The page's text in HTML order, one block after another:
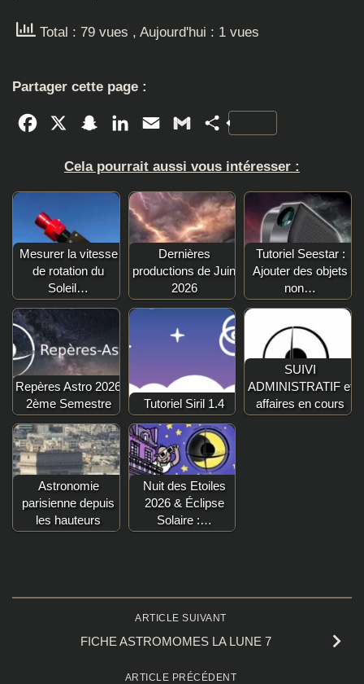
Total : 79 vues , Aujourd'hui : 1 vues
Partager cette page :
Facebook SnapchatLinkedInEmail GmailPartager
Cela pourrait aussi vous intéresser :
Mesurer la vitesse
de rotation du
Soleil…
Dernières
productions de Juin
2026
Tutoriel Seestar :
Ajouter des objets
non…
Repères Astro 2026
2ème Semestre
Tutoriel Siril 1.4
SUIVI
ADMINISTRATIF et
affaires en cours
Astronomie
parisienne depuis
les hauteurs
Nuit des Etoiles
2026 & Éclipse
Solaire :…
ARTICLE SUIVANT
FICHE ASTROMOMES LA LUNE 7
ARTICLE PRÉCÉDENT